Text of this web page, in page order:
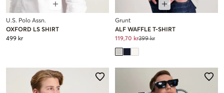
U.S. Polo Assn.
OXFORD LS SHIRT
499 kr
Grunt
ALF WAFFLE T-SHIRT
119,70 kr399 kr